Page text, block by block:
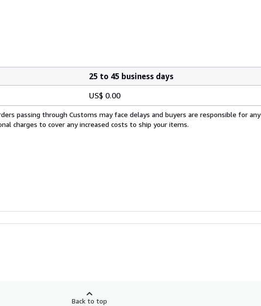
25 to 45 business days
US$ 0.00
passing through Customs may face delays and buyers are responsible for any
charges to cover any increased costs to ship your items.
Back to top